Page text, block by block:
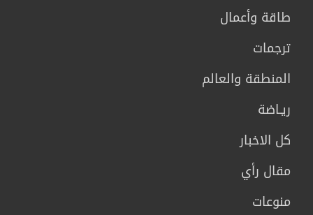
طاقة وأعمال
ترجمات
المنطقة والعالم
ريـاضة
كل الاخبار
مقال رأي
منوعات